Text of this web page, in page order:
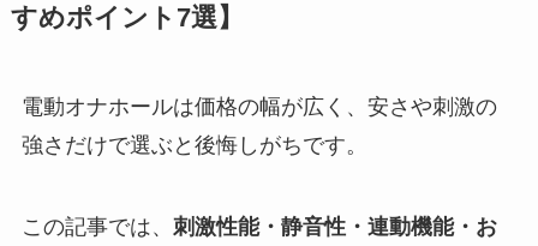
すめポイント7選】
電動オナホールは価格の幅が広く、安さや刺激の
強さだけで選ぶと後悔しがちです。
この記事では、 刺激性能・静音性・連動機能・お